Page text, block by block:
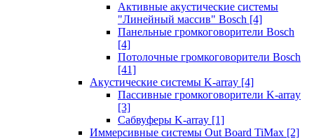
Активные акустические системы
"Линейный массив" Bosch [4]
Панельные громкоговорители Bosch
[4]
Потолочные громкоговорители Bosch
[41]
Акустические системы K-array [4]
Пассивные громкоговорители K-array
[3]
Сабвуферы K-array [1]
Иммерсивные системы Out Board TiMax [2]